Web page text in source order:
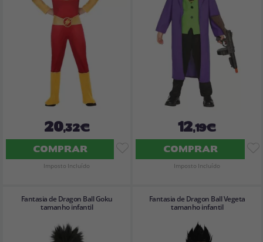
20,32€
COMPRAR
Imposto Incluído
12,19€
COMPRAR
Imposto Incluído
Fantasia de Dragon Ball Goku
tamanho infantil
Fantasia de Dragon Ball Vegeta
tamanho infantil